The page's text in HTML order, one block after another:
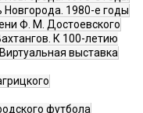
1980-е годы
Ф. М. Достоевского
К 100-летию
выставка
футбола